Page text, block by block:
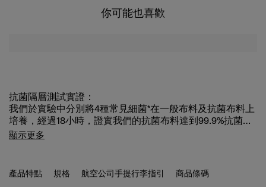
你可能也喜歡
抗菌隔層測試實證：
我們於實驗中分別將4種常見細菌*在一般布料及抗菌布料上
培養，經過18小時，證實我們的抗菌布料達到99.9%抗菌及
抑壓細菌增生* 。圖片中分別展示出我們的抗菌布料和一般
實驗，並不包括任何類型病毒測試。抗菌功能是指破壞或抑
制細菌生長的方法，其中不包括任何病毒。
顯示更多
產品特點 規格 航空公司手提行李指引 商品條碼